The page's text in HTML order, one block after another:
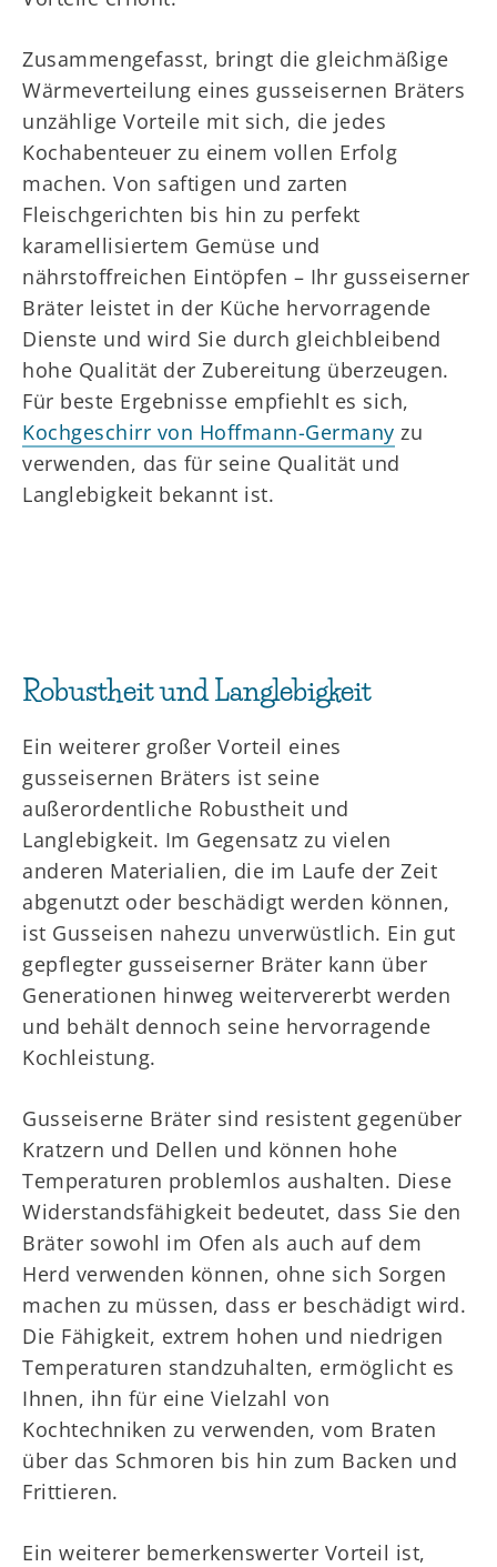
Zusammengefasst, bringt die gleichmäßige
Wärmeverteilung eines gusseisernen Bräters
unzählige Vorteile mit sich, die jedes
Kochabenteuer zu einem vollen Erfolg
machen. Von saftigen und zarten
Fleischgerichten bis hin zu perfekt
karamellisiertem Gemüse und
nährstoffreichen Eintöpfen – Ihr gusseiserner
Bräter leistet in der Küche hervorragende
Dienste und wird Sie durch gleichbleibend
hohe Qualität der Zubereitung überzeugen.
Für beste Ergebnisse empfiehlt es sich,
Kochgeschirr von Hoffmann-Germany zu
verwenden, das für seine Qualität und
Langlebigkeit bekannt ist.
Robustheit und Langlebigkeit
Ein weiterer großer Vorteil eines
gusseisernen Bräters ist seine
außerordentliche Robustheit und
Langlebigkeit. Im Gegensatz zu vielen
anderen Materialien, die im Laufe der Zeit
abgenutzt oder beschädigt werden können,
ist Gusseisen nahezu unverwüstlich. Ein gut
gepflegter gusseiserner Bräter kann über
Generationen hinweg weitervererbt werden
und behält dennoch seine hervorragende
Kochleistung.
Gusseiserne Bräter sind resistent gegenüber
Kratzern und Dellen und können hohe
Temperaturen problemlos aushalten. Diese
Widerstandsfähigkeit bedeutet, dass Sie den
Bräter sowohl im Ofen als auch auf dem
Herd verwenden können, ohne sich Sorgen
machen zu müssen, dass er beschädigt wird.
Die Fähigkeit, extrem hohen und niedrigen
Temperaturen standzuhalten, ermöglicht es
Ihnen, ihn für eine Vielzahl von
Kochtechniken zu verwenden, vom Braten
über das Schmoren bis hin zum Backen und
Frittieren.
Ein weiterer bemerkenswerter Vorteil ist,